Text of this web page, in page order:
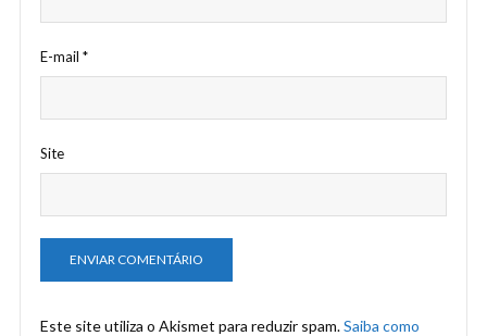
E-mail *
Site
Este site utiliza o Akismet para reduzir spam.Saiba como